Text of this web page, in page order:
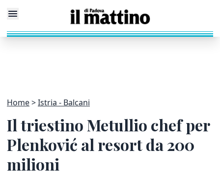
Home Istria - Balcani
Il triestino Metullio chef per
Plenković al resort da 200
milioni